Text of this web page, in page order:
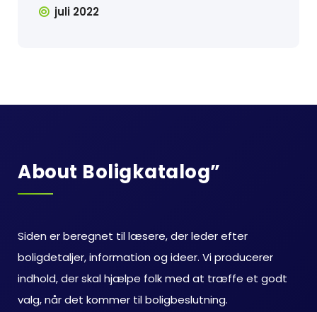
juli 2022
About Boligkatalog”
Siden er beregnet til læsere, der leder efter
boligdetaljer, information og ideer. Vi producerer
indhold, der skal hjælpe folk med at træffe et godt
valg, når det kommer til boligbeslutning.